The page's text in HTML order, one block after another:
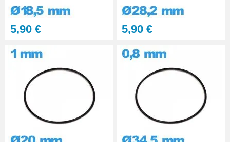
5,90 € 5,90 €